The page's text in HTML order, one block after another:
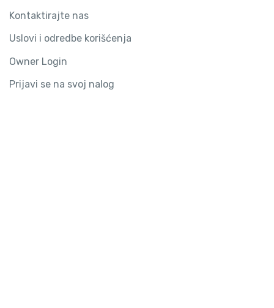
Kontaktirajte nas
Uslovi i odredbe korišćenja
Owner Login
Prijavi se na svoj nalog